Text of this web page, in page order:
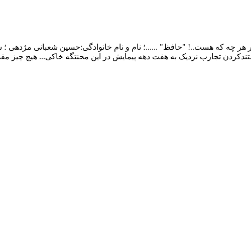
چه که هست..! "حافظ" ......؛ نام و نام خانوادگی:حسین شعبانی مژدهی ؛
تجارب نزدیک به هفت دهه پیمایش در این محنتگه خاکی... هیچ چیز